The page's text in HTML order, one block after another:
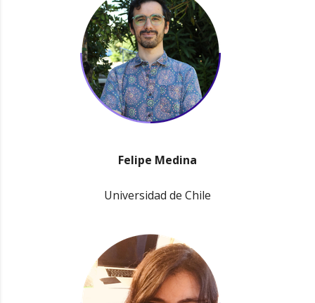
Felipe Medina
Universidad de Chile